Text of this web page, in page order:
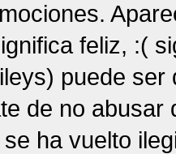
feliz, :(
puede
de no
ha vuelto